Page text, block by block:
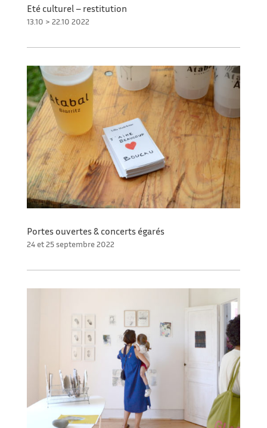
Eté culturel – restitution
13.10 > 22.10 2022
Portes ouvertes & concerts égarés
24 et 25 septembre 2022